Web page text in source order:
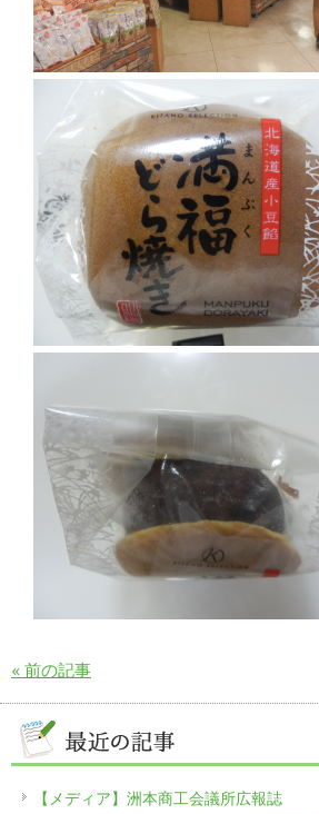
« 前の記事
【メディア】洲本商工会議所広報誌